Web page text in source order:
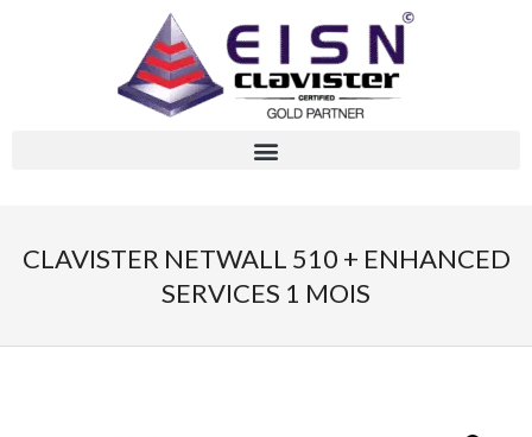
CLAVISTER NETWALL 510 + ENHANCED
SERVICES 1 MOIS